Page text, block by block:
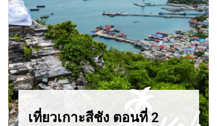
เที่ยวเกาะสีชัง ตอนที่ 2